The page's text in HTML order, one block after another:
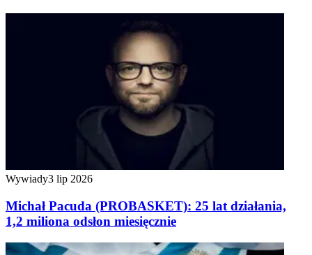
Wywiady3 lip 2026
Michał Pacuda (PROBASKET): 25 lat działania,
1,2 miliona odsłon miesięcznie